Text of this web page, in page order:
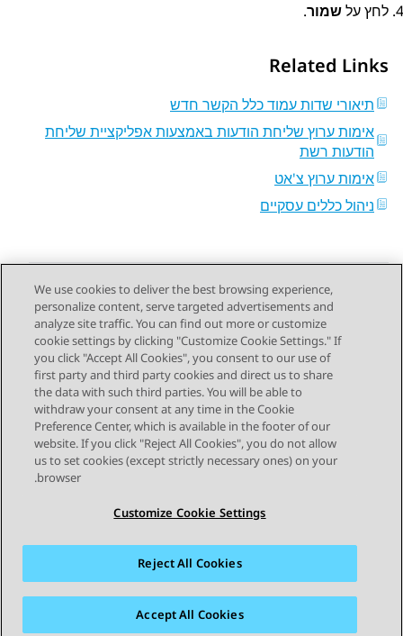
לחץ עלשמור.
Related Links
תיאורי שדות עמוד כלל הקשר חדש
אימות ערוץ שליחת הודעות באמצעות אפליקציית שליחת
הודעות רשת
אימות ערוץ צ'אט
ניהול כללים עסקיים
Send Feedback
Topic navigation
Previous Topic
Next Topic
STAY CONNECTED
מפת האתר תנאי שימוש
פרטיות
סימנים מסחריים
We use cookies to deliver the best browsing experience,
personalize content, serve targeted advertisements and
analyze site traffic. You can find out more or customize
cookie settings by clicking "Customize Cookie Settings." If
you click "Accept All Cookies", you consent to our use of
first party and third party cookies and direct us to share
the data with such third parties. You will be able to
withdraw your consent at any time in the Cookie
Preference Center, which is available in the footer of our
website. If you click "Reject All Cookies", you do not allow
us to set cookies (except strictly necessary ones) on your
browser.
Customize Cookie Settings
Reject All Cookies
Accept All Cookies